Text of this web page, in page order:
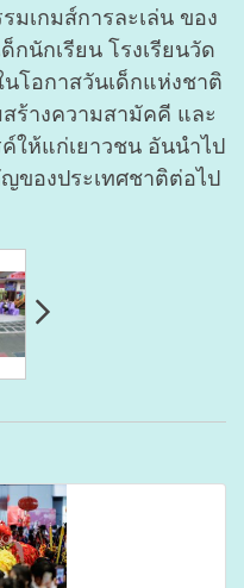
มเกมส์การละเล่น ของ
กนักเรียน โรงเรียนวัด
โอกาสวันเด็กแห่งชาติ
สร้างความสามัคคี และ
ให้แก่เยาวชน อันนำไป
ของประเทศชาติต่อไป